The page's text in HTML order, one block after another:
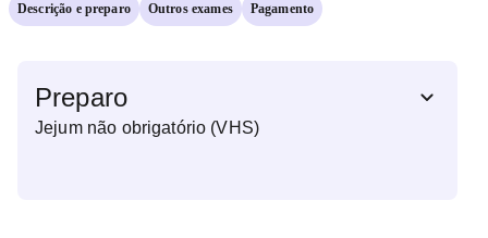
Descrição e preparo Outros exames Pagamento
Preparo
Jejum não obrigatório (VHS)